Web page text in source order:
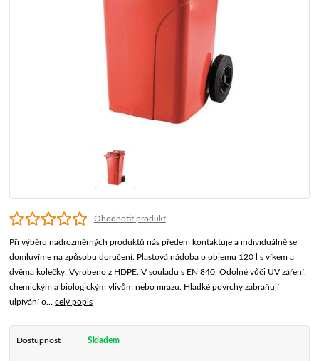
Ohodnotit produkt
Při výběru nadrozměrných produktů nás předem kontaktuje a individuálně se
domluvíme na způsobu doručení. Plastová nádoba o objemu 120 l s víkem a
dvěma kolečky. Vyrobeno z HDPE. V souladu s EN 840. Odolné vůči UV záření,
chemickým a biologickým vlivům nebo mrazu. Hladké povrchy zabraňují
ulpívání o...celý popis
Dostupnost Skladem